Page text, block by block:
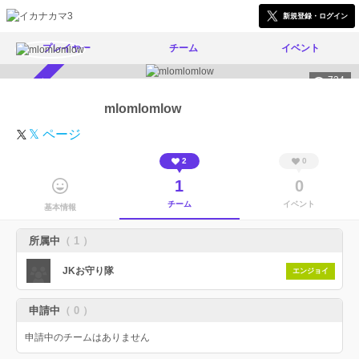
新規登録・ログイン
プレイヤー チーム イベント
734
mlomlomlow
𝕏 ページ
基本情報
2
1
チーム
0
0
イベント
所属中 （ 1 ）
JKお守り隊 エンジョイ
申請中 （ 0 ）
申請中のチームはありません